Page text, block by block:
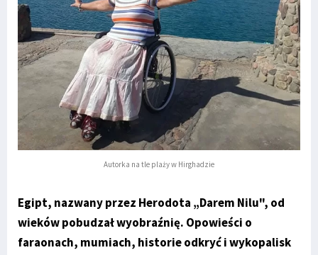
Autorka na tle plaży w Hirghadzie
Egipt, nazwany przez Herodota „Darem Nilu", od
wieków pobudzał wyobraźnię. Opowieści o
faraonach, mumiach, historie odkryć i wykopalisk